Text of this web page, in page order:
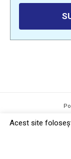
Acest site